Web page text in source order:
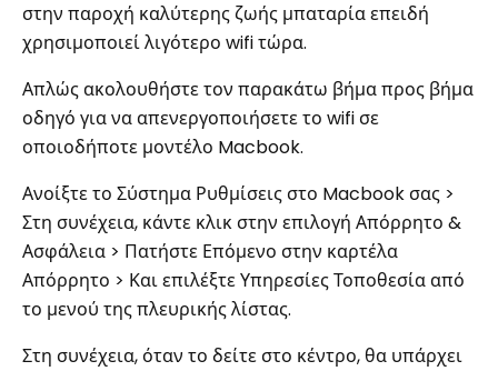
στην παροχή καλύτερης ζωής μπαταρία επειδή
χρησιμοποιεί λιγότερο wifi τώρα.
Απλώς ακολουθήστε τον παρακάτω βήμα προς βήμα
οδηγό για να απενεργοποιήσετε το wifi σε
οποιοδήποτε μοντέλο Macbook.
Ανοίξτε το Σύστημα Ρυθμίσεις στο Macbook σας >
Στη συνέχεια, κάντε κλικ στην επιλογή Απόρρητο &
Ασφάλεια > Πατήστε Επόμενο στην καρτέλα
Απόρρητο > Και επιλέξτε Υπηρεσίες Τοποθεσία από
το μενού της πλευρικής λίστας.
Στη συνέχεια, όταν το δείτε στο κέντρο, θα υπάρχει